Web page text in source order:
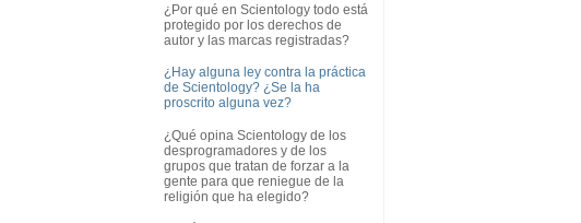
¿Por qué en Scientology todo está
protegido por los derechos de
autor y las marcas registradas?
¿Hay alguna ley contra la práctica
de Scientology? ¿Se la ha
proscrito alguna vez?
¿Qué opina Scientology de los
desprogramadores y de los
grupos que tratan de forzar a la
gente para que reniegue de la
religión que ha elegido?